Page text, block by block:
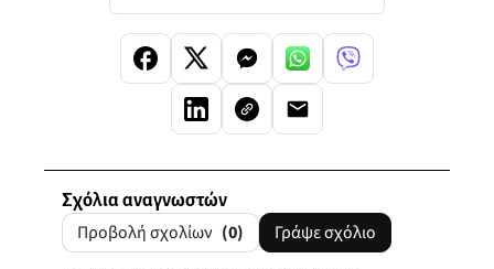
Σχόλια αναγνωστών
Προβολή σχολίων (0) Γράψε σχόλιο